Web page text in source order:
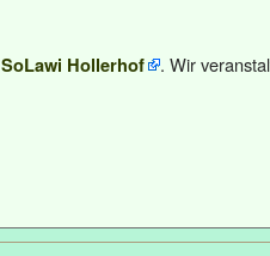
SoLawi Hollerhof
. Wir